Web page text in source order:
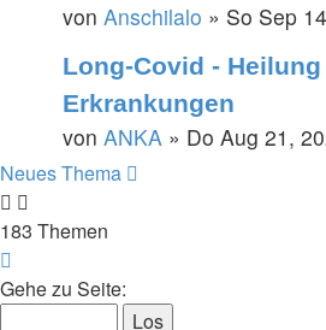
von Anschilalo » So Sep
Long-Covid -
Erkrankungen
von ANKA » Do Aug 21,
Neues Thema
183 Themen
1
Gehe zu Seite: